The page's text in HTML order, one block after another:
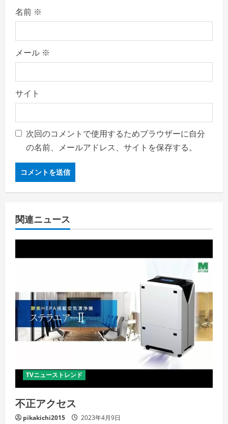
名前 ※
メール ※
サイト
次回のコメントで使用するためブラウザーに自分
の名前、メールアドレス、サイトを保存する。
関連ニュース
TVニューストレンド
不正アクセス
pikakichi2015 2023年4月9日